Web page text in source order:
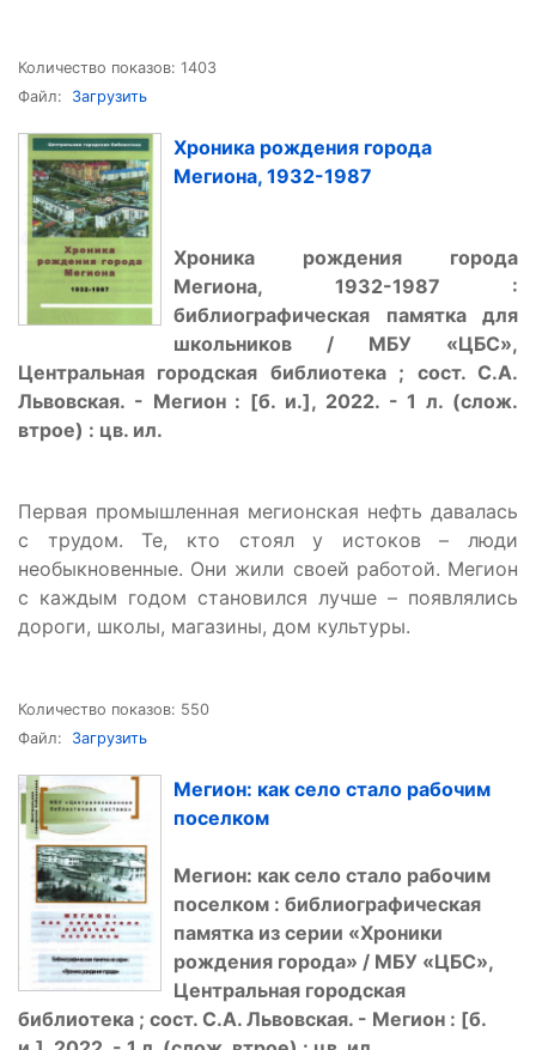
Количество показов: 1403
Файл: Загрузить
Хроника рождения города
Мегиона, 1932-1987
Хроника рождения города
Мегиона, 1932-1987 :
библиографическая памятка для
школьников / МБУ «ЦБС»,
Центральная городская библиотека ; сост. С.А.
Львовская. - Мегион : [б. и.], 2022. - 1 л. (слож.
втрое) : цв. ил.
Первая промышленная мегионская нефть давалась
с трудом. Те, кто стоял у истоков – люди
необыкновенные. Они жили своей работой. Мегион
с каждым годом становился лучше – появлялись
дороги, школы, магазины, дом культуры.
Количество показов: 550
Файл: Загрузить
Мегион: как село стало рабочим
поселком
Мегион: как село стало рабочим
поселком : библиографическая
памятка из серии «Хроники
рождения города» / МБУ «ЦБС»,
Центральная городская
библиотека ; сост. С.А. Львовская. - Мегион : [б.